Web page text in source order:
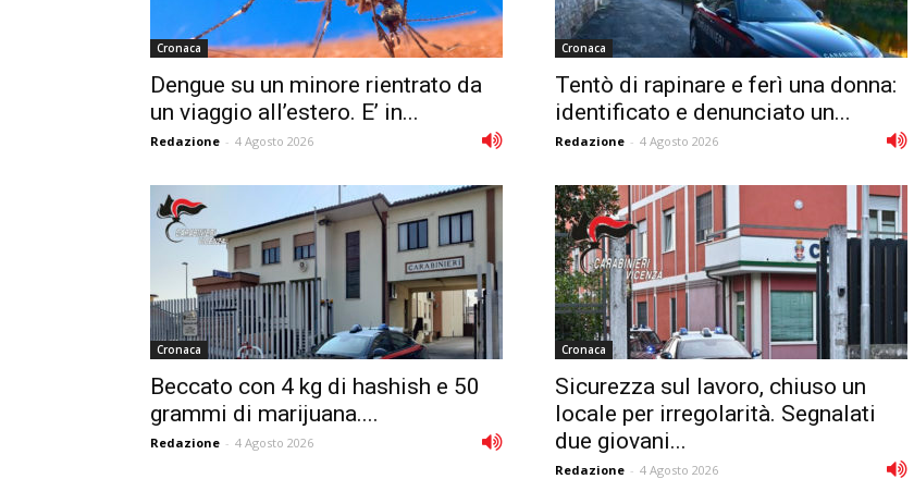
Cronaca
Dengue su un minore rientrato da
un viaggio all’estero. E’ in...
Redazione - 4 Agosto 2026
Cronaca
Tentò di rapinare e ferì una donna:
identificato e denunciato un...
Redazione - 4 Agosto 2026
Cronaca
Beccato con 4 kg di hashish e 50
grammi di marijuana....
Redazione - 4 Agosto 2026
Cronaca
Sicurezza sul lavoro, chiuso un
locale per irregolarità. Segnalati
due giovani...
Redazione - 4 Agosto 2026